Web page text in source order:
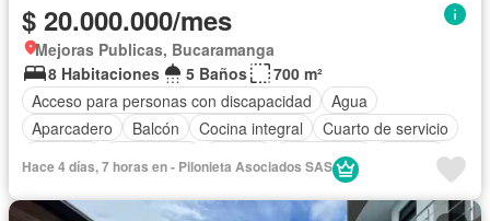
$ 20.000.000/mes
Mejoras Publicas, Bucaramanga
8 Habitaciones
5 Baños
700 m²
Acceso para personas con discapacidad
Agua
Aparcadero
Balcón Cocina integral
Cuarto de servicio
Gas natural
Terraza
Permite mascotas
Permite niños
Hace 4 días, 7 horas en - Pilonieta Asociados SAS